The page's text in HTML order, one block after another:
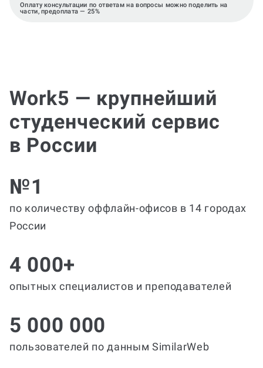
Оплату консультации по ответам на вопросы можно поделить на
части, предоплата — 25%
Work5 — крупнейший
студенческий сервис
в России
№1
по количеству оффлайн-офисов в 14 городах
России
4 000+
опытных специалистов и преподавателей
5 000 000
пользователей по данным SimilarWeb